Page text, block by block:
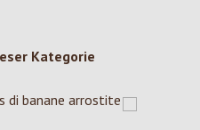
Kategorie